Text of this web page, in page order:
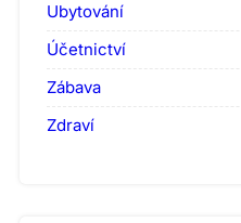
Ubytování
Účetnictví
Zábava
Zdraví